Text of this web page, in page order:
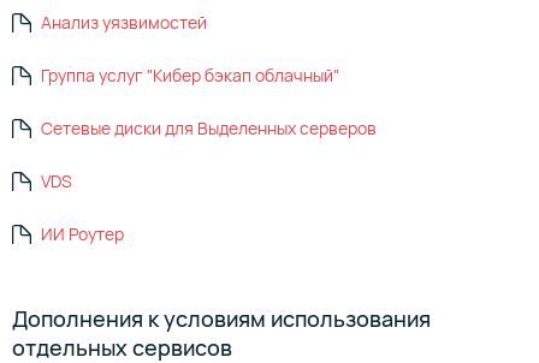
Анализ уязвимостей
Группа услуг "Кибер бэкап облачный"
Сетевые диски для Выделенных серверов
VDS
ИИ Роутер
Дополнения к условиям использования
отдельных сервисов